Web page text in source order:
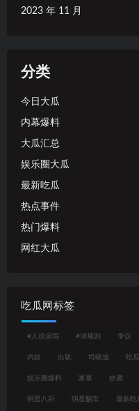
2023 年 11 月
分类
今日大瓜
内幕爆料
大瓜汇总
娱乐圈大瓜
最新吃瓜
热点事件
热门爆料
网红大瓜
吃瓜网标签
#人设崩塌 #潜规则 争议
内娱 出轨 司晓迪 吃瓜
娱乐圈爆料 家暴 抄袭
明星八卦 明星翻车 最新吃